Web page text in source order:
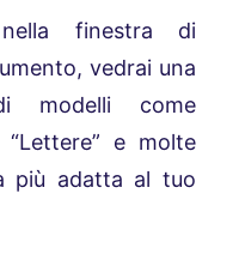
finestra di
vedrai una
modelli come
“Lettere” e molte
più adatta al tuo